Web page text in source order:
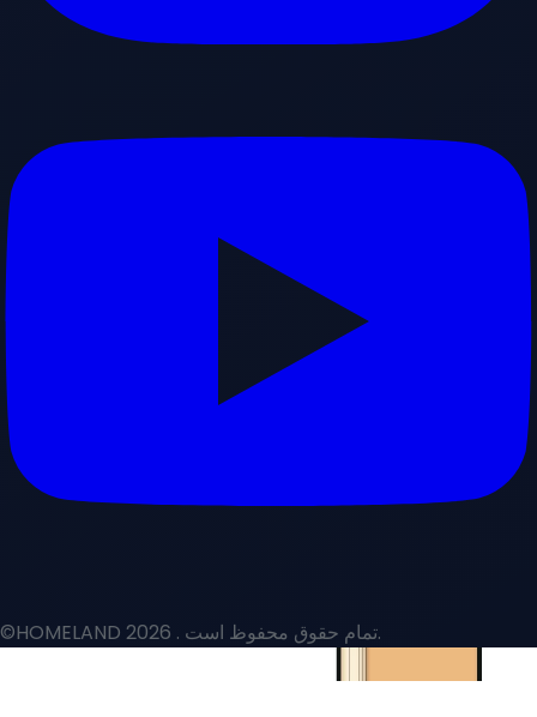
©HOMELAND 2026 . تمام حقوق محفوظ است.